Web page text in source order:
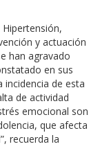
y actuación
han agravado
en sus
incidencia de esta
de actividad
emocional son
que afecta
recuerda la